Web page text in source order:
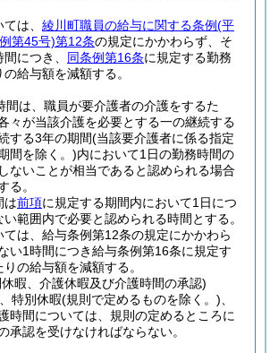
は、 綾川町職員の給与に関する条例(平
第45号)第12条の規定にかかわらず、そ
につき、 同条例第16条に規定する勤務
給与額を減額する。
間は、職員が要介護者の介護をするた
々が当該介護を必要とする一の継続する
する3年の期間(当該要介護者に係る指定
間を除く。)内において1日の勤務時間の
ないことが相当であると認められる場合
る。
は前項に規定する期間内において1日につ
範囲内で必要と認められる時間とする。
は、給与条例第12条の規定にかかわら
い1時間につき給与条例第16条に規定す
の給与額を減額する。
暇、介護休暇及び介護時間の承認)
特別休暇(規則で定めるものを除く。)
時間については、規則の定めるところに
承認を受けなければならない。